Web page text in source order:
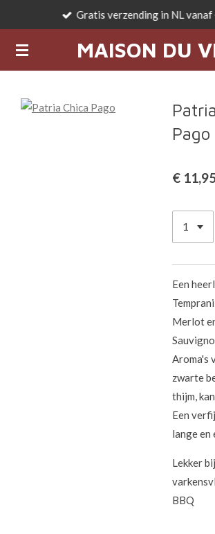
naar
de
MAISON DU
Gratis verzending in NL
Pago
€
Een
Merlot
Aroma's
zwarte
thijm,
Een
lange en
Lekker
BBQ